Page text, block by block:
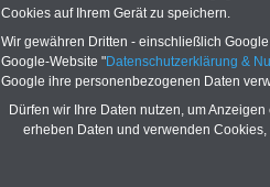
..
Presse-
Cookies auf Ihrem Gerät zu speichern.
Wir gewähren Dritten - einschließlich
Google-Website "Datenschutzerklärung &
Google ihre personenbezogenen Daten
Dürfen wir Ihre Daten nutzen, um
erheben Daten und verwenden